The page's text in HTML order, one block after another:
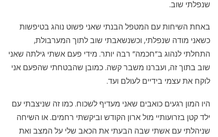
שנפלתי שוב.
באחת השיחות עם המטפל הבנתי שאני פשוט נוהג בטיפשות
כשאני מודה שנפלתי, וכשנשאבתי שוב לתוך המערבולת,
התחלתי לנהוג ב”חכמה” רבה יותר. מידי פעם אשתי גילתה שאני
שוב בתוך זה, ועברנו משבר קשה. כמובן שהבטחתי שהפעם אני
לוקח את עצמי בידיים לעולם ועד.
היו המון רגעים כואבים שאני מעדיף לשכוח. כמו זה שניצבתי עם
ילד קטן בזרועותיי מול ארון הקודש וביקשתי רחמים. או השיחה
שניהלתי עם אשתי שבה הבעתי את הכאב שלי על המצב ואת